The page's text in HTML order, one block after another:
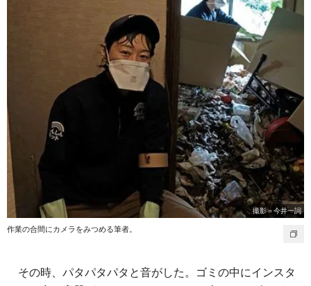
撮影＝今井一詞
作業の合間にカメラをみつめる筆者。
その時、パタパタパタと音がした。ゴミの中にインスタ